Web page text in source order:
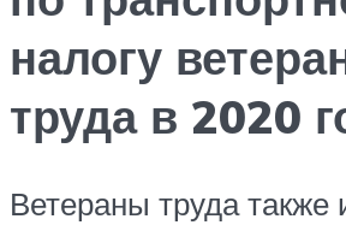
налогу
труда в 2020
Ветераны труда